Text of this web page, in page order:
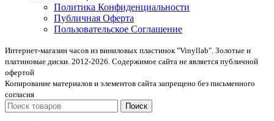
Политика Конфиденциальности
Публичная Оферта
Пользовательское Соглашение
Интернет-магазин часов из виниловых пластинок "Vinyllab". Золотые и
платиновые диски. 2012-2026. Содержимое сайта не является публичной
офертой
Копирование материалов и элементов сайта запрещено без письменного
согласия
Поиск